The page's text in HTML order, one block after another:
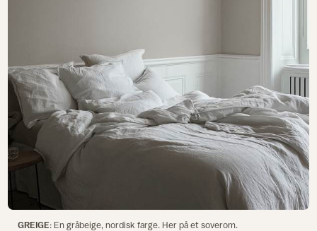
GREIGE: En gråbeige, nordisk farge. Her på et soverom.